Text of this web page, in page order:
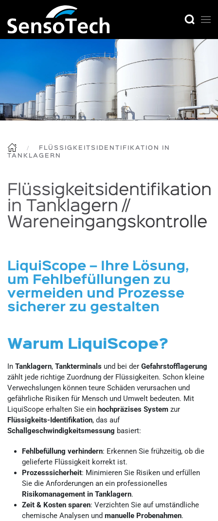
FLÜSSIGKEITSIDENTIFIKATION IN
TANKLAGERN
Flüssigkeitsidentifikation
in Tanklagern //
Wareneingangskontrolle
LiquiScope – Ihre Lösung,
um Fehlbefüllungen zu
vermeiden und Prozesse
sicherer zu gestalten
Warum LiquiScope?
In Tanklagern, Tankterminals und bei der Gefahrstofflagerung
zählt jede richtige Zuordnung der Flüssigkeiten. Schon kleine
Verwechslungen können teure Schäden verursachen und
gefährliche Risiken für Mensch und Umwelt bedeuten. Mit
LiquiScope erhalten Sie ein hochpräzises System zur
Flüssigkeits-Identifikation, das auf
Schallgeschwindigkeitsmessung basiert:
Fehlbefüllung verhindern: Erkennen Sie frühzeitig, ob die
gelieferte Flüssigkeit korrekt ist.
Prozesssicherheit: Minimieren Sie Risiken und erfüllen
Sie die Anforderungen an ein professionelles
Risikomanagement in Tanklagern.
Zeit & Kosten sparen: Verzichten Sie auf umständliche
chemische Analysen und manuelle Probenahmen.